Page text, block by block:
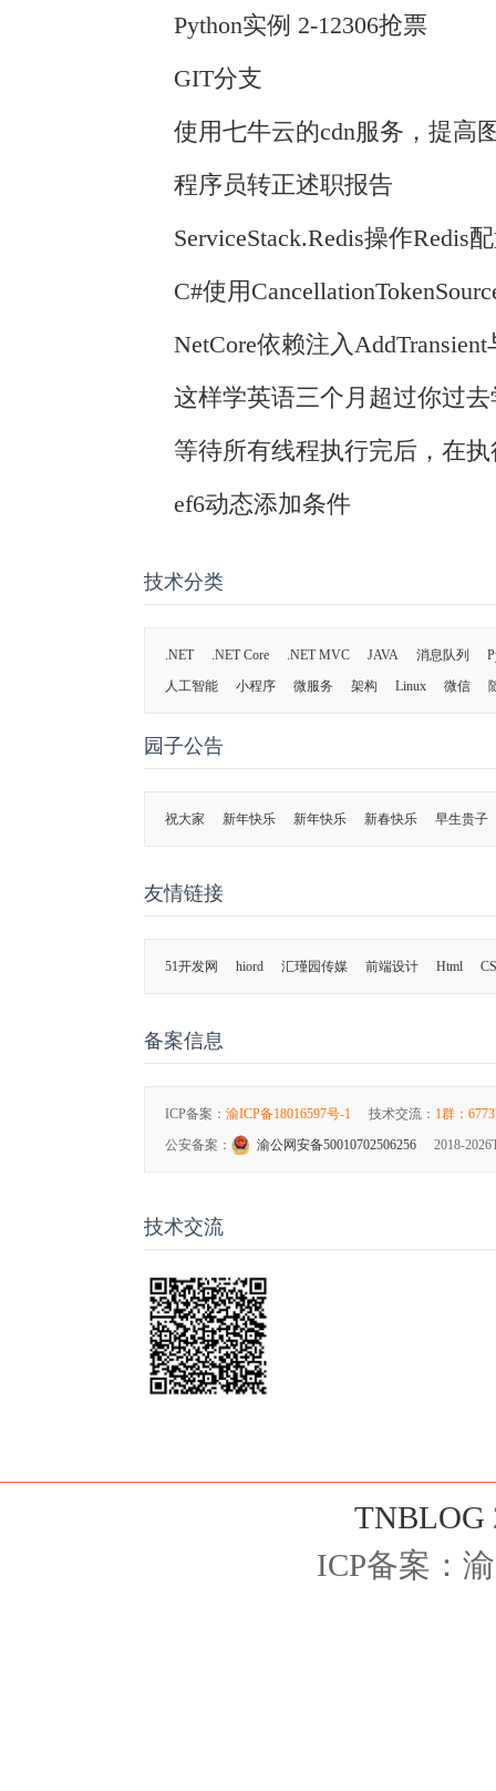
Python实例 2-12306抢票
GIT分支
使用七牛云的cdn服务，提高
程序员转正述职报告
ServiceStack.Redis操作Redis
C#使用
NetCore依赖注入AddTransient
这样学英语三个月超过你过
等待所有线程执行完后，在
ef6动态添加条件
技术分类
.NET .NET Core .NET MVC JAVA 消息队列
人工智能
小程序 微服务 架构 Linux 微信
园子公告
祝大家 新年快乐 新年快乐 新春快乐 早生贵子
友情链接
51开发网 hiord 汇瑾园传媒 前端设计 Html
备案信息
ICP备案： 渝ICP备18016597号-1 技术交流： 1群：
公安备案：
渝公网安备50010702506256 2018-2026
技术交流
TNBLOG
ICP备案：